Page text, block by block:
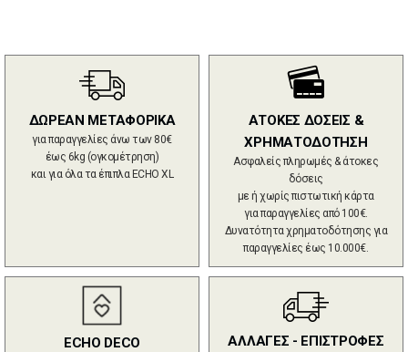
ΔΩΡΕΑΝ ΜΕΤΑΦΟΡΙΚΑ
για παραγγελίες άνω των 80€
έως 6kg (ογκομέτρηση)
και για όλα τα έπιπλα ECHO XL
ΑΤΟΚΕΣ ΔΟΣΕΙΣ &
ΧΡΗΜΑΤΟΔΟΤΗΣΗ
Ασφαλείς πληρωμές & άτοκες
δόσεις
με ή χωρίς πιστωτική κάρτα
για παραγγελίες από 100€.
Δυνατότητα χρηματοδότησης για
παραγγελίες έως 10.000€.
ECHO DECO
ΑΛΛΑΓΕΣ - ΕΠΙΣΤΡΟΦΕΣ